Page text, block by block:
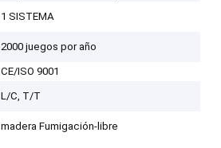
1 SISTEMA
2000 juegos por año
CE/ISO 9001
L/C, T/T
madera Fumigación-libre